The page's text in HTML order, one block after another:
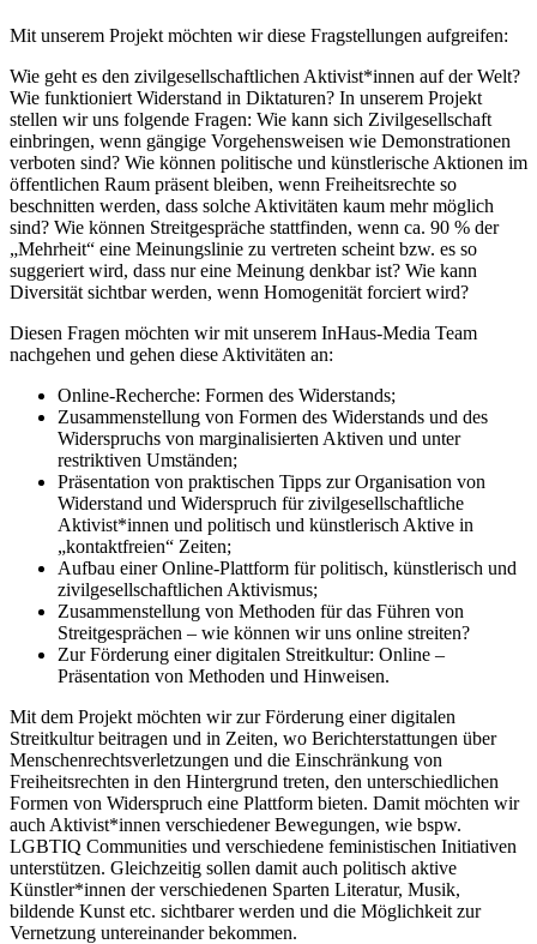
Mit unserem Projekt möchten wir diese Fragstellungen aufgreifen:
Wie geht es den zivilgesellschaftlichen Aktivist*innen auf der Welt?
Wie funktioniert Widerstand in Diktaturen? In unserem Projekt
stellen wir uns folgende Fragen: Wie kann sich Zivilgesellschaft
einbringen, wenn gängige Vorgehensweisen wie Demonstrationen
verboten sind? Wie können politische und künstlerische Aktionen im
öffentlichen Raum präsent bleiben, wenn Freiheitsrechte so
beschnitten werden, dass solche Aktivitäten kaum mehr möglich
sind? Wie können Streitgespräche stattfinden, wenn ca. 90 % der
„Mehrheit“ eine Meinungslinie zu vertreten scheint bzw. es so
suggeriert wird, dass nur eine Meinung denkbar ist? Wie kann
Diversität sichtbar werden, wenn Homogenität forciert wird?
Diesen Fragen möchten wir mit unserem InHaus-Media Team
nachgehen und gehen diese Aktivitäten an:
Online-Recherche: Formen des Widerstands;
Zusammenstellung von Formen des Widerstands und des
Widerspruchs von marginalisierten Aktiven und unter
restriktiven Umständen;
Präsentation von praktischen Tipps zur Organisation von
Widerstand und Widerspruch für zivilgesellschaftliche
Aktivist*innen und politisch und künstlerisch Aktive in
„kontaktfreien“ Zeiten;
Aufbau einer Online-Plattform für politisch, künstlerisch und
zivilgesellschaftlichen Aktivismus;
Zusammenstellung von Methoden für das Führen von
Streitgesprächen – wie können wir uns online streiten?
Zur Förderung einer digitalen Streitkultur: Online –
Präsentation von Methoden und Hinweisen.
Mit dem Projekt möchten wir zur Förderung einer digitalen
Streitkultur beitragen und in Zeiten, wo Berichterstattungen über
Menschenrechtsverletzungen und die Einschränkung von
Freiheitsrechten in den Hintergrund treten, den unterschiedlichen
Formen von Widerspruch eine Plattform bieten. Damit möchten wir
auch Aktivist*innen verschiedener Bewegungen, wie bspw.
LGBTIQ Communities und verschiedene feministischen Initiativen
unterstützen. Gleichzeitig sollen damit auch politisch aktive
Künstler*innen der verschiedenen Sparten Literatur, Musik,
bildende Kunst etc. sichtbarer werden und die Möglichkeit zur
Vernetzung untereinander bekommen.